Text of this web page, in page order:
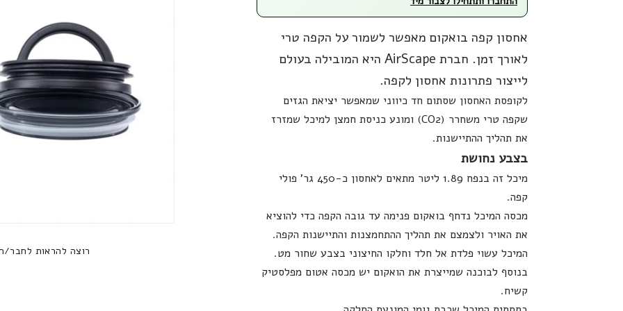
אחסון קפה בואקום מאפשר לשמור על הקפה טרי
לאורך זמן. חברת AirScape היא המובילה בעולם
לייצור פתרונות אחסון לקפה.
לקופסת האחסון שסתום חד כיווני שמאפשר יציאת הגזים
שקפה טרי משחרר (CO2) ומונע כניסת חמצן למיכל שמזרז
את תהליך ההתיישנות.
בצבע נחושת
מיכל זה בנפח 1.89 ליטר מתאים לאחסון כ-450 גר' פולי
קפה.
מכסה המיכל נדחף בואקום פנימה עד גובה הקפה כדי להוציא
את האויר ולצמצם את תהליך ההתחמצנות והתיישנות הקפה.
המיכל עשוי פלדת אל חלד וחלקו החיצוני בצבע שחור מט.
בנוסף לבוכנה שמייצרת את הואקום יש מכסה אטום מפלסטיק
קשיח.
רוצה להראות לחבר/